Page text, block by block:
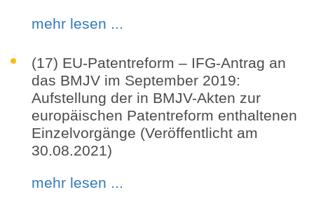
mehr lesen ...
(17) EU-Patentreform – IFG-Antrag an
das BMJV im September 2019:
Aufstellung der in BMJV-Akten zur
europäischen Patentreform enthaltenen
Einzelvorgänge (Veröffentlicht am
30.08.2021)
mehr lesen ...